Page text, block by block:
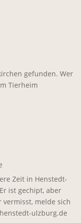
gefunden. Wer
Tierheim
Zeit in Henstedt-
ist gechipt, aber
melde sich
ulzburg.de